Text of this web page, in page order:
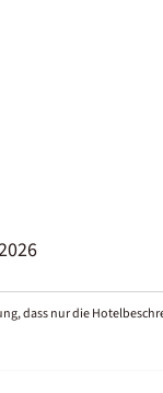
dass nur die